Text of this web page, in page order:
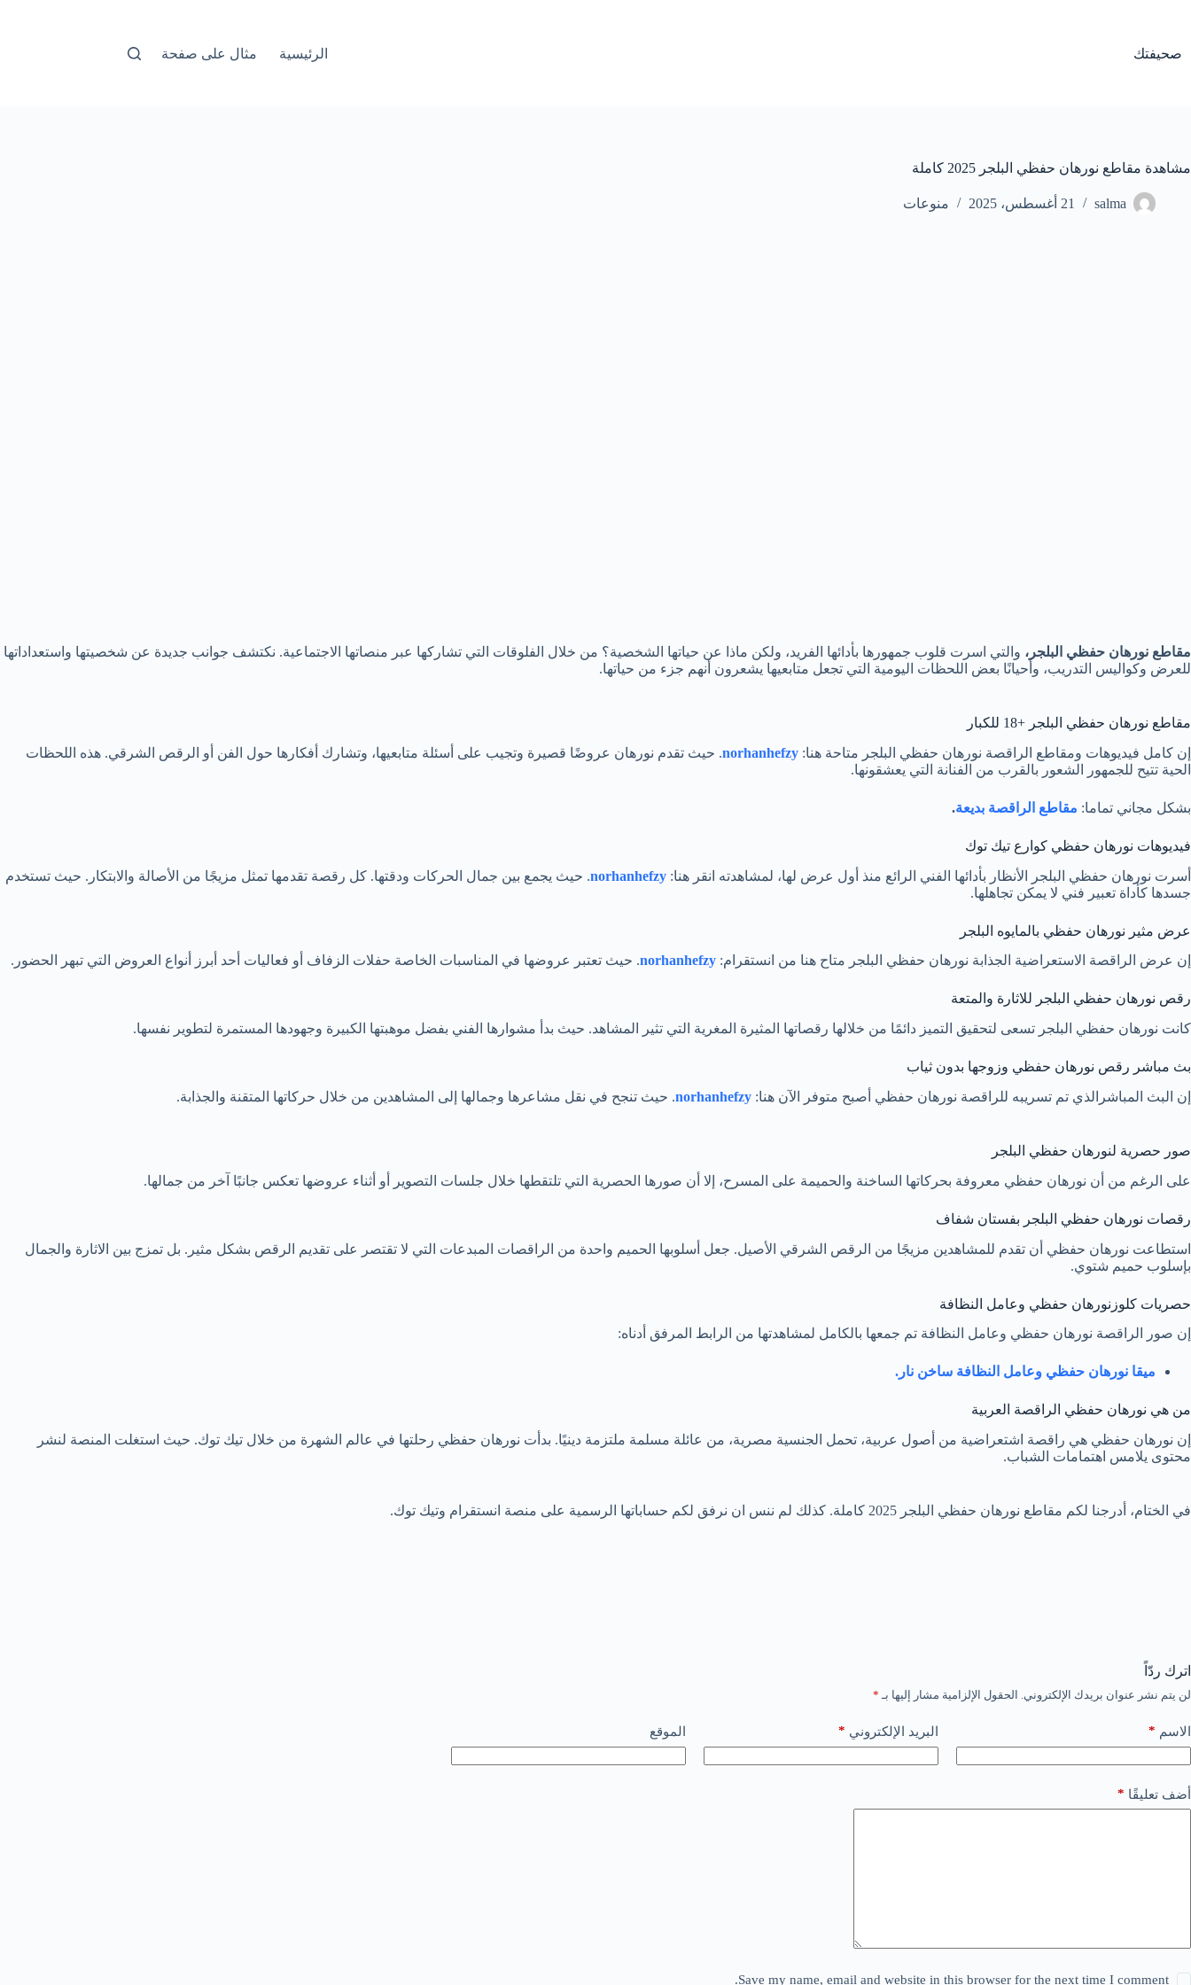
صحيفتك الرئيسية مثال على صفحة
مشاهدة مقاطع نورهان حفظي البلجر 2025 كاملة
salma 21 أغسطس، 2025 منوعات
مقاطع نورهان حفظي البلجر، والتي اسرت قلوب جمهورها بأدائها الفريد، ولكن ماذا عن حياتها الشخصية؟ من خلال الفلوقات التي تشاركها عبر منصاتها الاجتماعية. نكتشف جوانب جديدة عن شخصيتها واستعداداتها
للعرض وكواليس التدريب، وأحيانًا بعض اللحظات اليومية التي تجعل متابعيها يشعرون أنهم جزء من حياتها.
مقاطع نورهان حفظي البلجر +18 للكبار
إن كامل فيديوهات ومقاطع الراقصة نورهان حفظي البلجر متاحة هنا: norhanhefzy. حيث تقدم نورهان عروضًا قصيرة وتجيب على أسئلة متابعيها، وتشارك أفكارها حول الفن أو الرقص الشرقي. هذه اللحظات
الحية تتيح للجمهور الشعور بالقرب من الفنانة التي يعشقونها.
بشكل مجاني تماما: مقاطع الراقصة بديعة.
فيديوهات نورهان حفظي كوارع تيك توك
أسرت نورهان حفظي البلجر الأنظار بأدائها الفني الرائع منذ أول عرض لها، لمشاهدته انقر هنا: norhanhefzy. حيث يجمع بين جمال الحركات ودقتها. كل رقصة تقدمها تمثل مزيجًا من الأصالة والابتكار. حيث تستخدم
جسدها كأداة تعبير فني لا يمكن تجاهلها.
عرض مثير نورهان حفظي بالمايوه البلجر
إن عرض الراقصة الاستعراضية الجذابة نورهان حفظي البلجر متاح هنا من انستقرام: norhanhefzy. حيث تعتبر عروضها في المناسبات الخاصة حفلات الزفاف أو فعاليات أحد أبرز أنواع العروض التي تبهر الحضور.
رقص نورهان حفظي البلجر للاثارة والمتعة
كانت نورهان حفظي البلجر تسعى لتحقيق التميز دائمًا من خلالها رقصاتها المثيرة المغرية التي تثير المشاهد. حيث بدأ مشوارها الفني بفضل موهبتها الكبيرة وجهودها المستمرة لتطوير نفسها.
بث مباشر رقص نورهان حفظي وزوجها بدون ثياب
إن البث المباشرالذي تم تسريبه للراقصة نورهان حفظي أصبح متوفر الآن هنا: norhanhefzy. حيث تنجح في نقل مشاعرها وجمالها إلى المشاهدين من خلال حركاتها المتقنة والجذابة.
صور حصرية لنورهان حفظي البلجر
على الرغم من أن نورهان حفظي معروفة بحركاتها الساخنة والحميمة على المسرح، إلا أن صورها الحصرية التي تلتقطها خلال جلسات التصوير أو أثناء عروضها تعكس جانبًا آخر من جمالها.
رقصات نورهان حفظي البلجر بفستان شفاف
استطاعت نورهان حفظي أن تقدم للمشاهدين مزيجًا من الرقص الشرقي الأصيل. جعل أسلوبها الحميم واحدة من الراقصات المبدعات التي لا تقتصر على تقديم الرقص بشكل مثير. بل تمزج بين الاثارة والجمال
بإسلوب حميم شتوي.
حصريات كلوزنورهان حفظي وعامل النظافة
إن صور الراقصة نورهان حفظي وعامل النظافة تم جمعها بالكامل لمشاهدتها من الرابط المرفق أدناه:
ميقا نورهان حفظي وعامل النظافة ساخن نار.
من هي نورهان حفظي الراقصة العربية
إن نورهان حفظي هي راقصة اشتعراضية من أصول عربية، تحمل الجنسية مصرية، من عائلة مسلمة ملتزمة دينيًا. بدأت نورهان حفظي رحلتها في عالم الشهرة من خلال تيك توك. حيث استغلت المنصة لنشر
محتوى يلامس اهتمامات الشباب.
في الختام، أدرجنا لكم مقاطع نورهان حفظي البلجر 2025 كاملة. كذلك لم ننس ان نرفق لكم حساباتها الرسمية على منصة انستقرام وتيك توك.
اترك ردّاً
لن يتم نشر عنوان بريدك الإلكتروني. الحقول الإلزامية مشار إليها بـ *
الاسم * البريد الإلكتروني * الموقع
أضف تعليقًا *
Save my name, email and website in this browser for the next time I comment.